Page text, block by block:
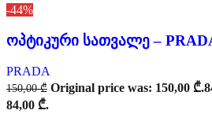
-44%
ოპტიკური სათვალე –
PRADA
150,00₾ Original price was: 150,00 ₾.
84,00 ₾.